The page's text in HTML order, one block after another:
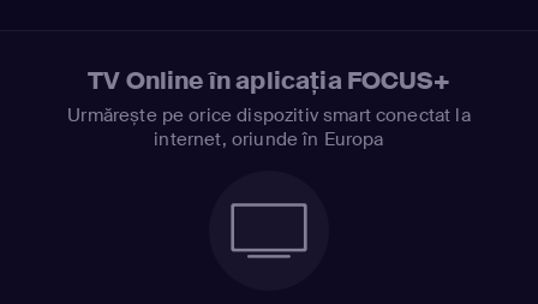
TV Online în aplicația FOCUS+
Urmărește pe orice dispozitiv smart conectat la
internet, oriunde în Europa